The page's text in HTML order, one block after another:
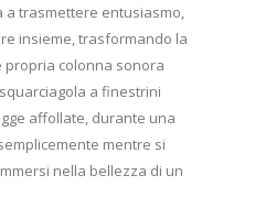
a trasmettere entusiasmo,
insieme, trasformando la
propria colonna sonora
a finestrini
affollate, durante una
mentre si
nella bellezza di un